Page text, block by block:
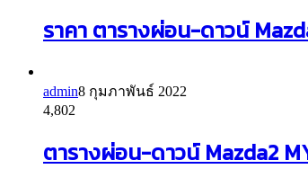
ราคา ตารางผ่อน-ดาวน์
admin8 กุมภาพันธ์ 2022
4,802
ตารางผ่อน-ดาวน์ Mazda2